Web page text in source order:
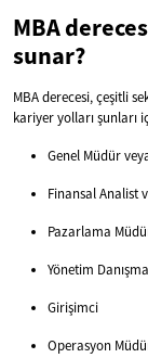
MBA
sunar?
MBA derecesi, çeşitli
kariyer yolları şunları
Genel Müdür
Finansal Analist
Pazarlama
Yönetim
Girişimci
Operasyon